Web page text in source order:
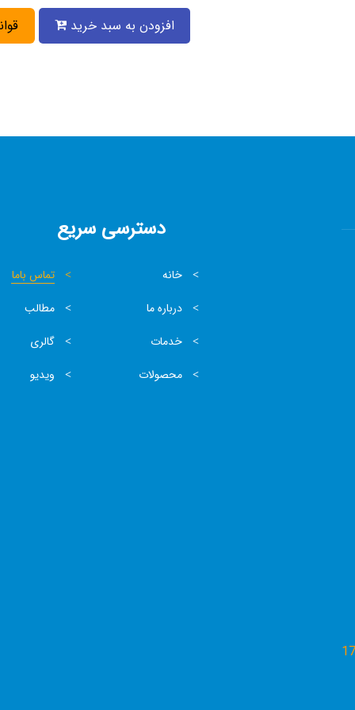
افزودن به سبد خرید
دسترسی سریع
خانه
تماس باما
درباره ما
مطالب
خدمات
گالری
محصولات
ویدیو